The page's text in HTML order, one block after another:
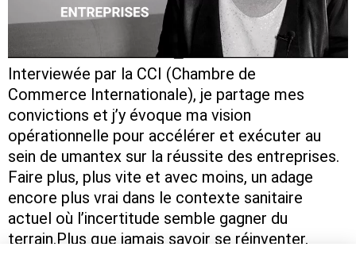
Interviewée par la CCI (Chambre de
Commerce Internationale), je partage mes
convictions et j’y évoque ma vision
opérationnelle pour accélérer et exécuter au
sein de umantex sur la réussite des entreprises.
Faire plus, plus vite et avec moins, un adage
encore plus vrai dans le contexte sanitaire
actuel où l’incertitude semble gagner du
terrain.Plus que jamais savoir se réinventer,